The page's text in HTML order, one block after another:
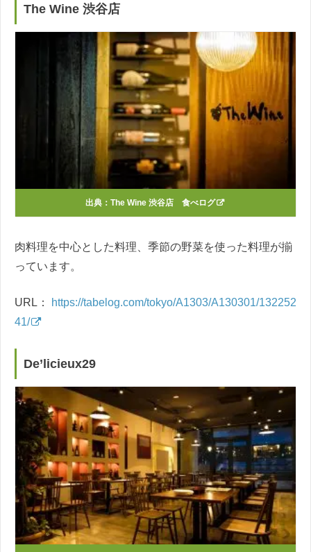
The Wine 渋谷店
出典： The Wine 渋谷店 食べログ
肉料理を中心とした料理、季節の野菜を使った料理が揃
っています。
URL：
https://tabelog.com/tokyo/A1303/A130301/132252
41/
De’licieux29